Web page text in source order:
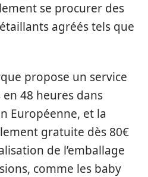
se procurer des
agréés tels que
propose un service
48 heures dans
Européenne, et la
gratuite dès 80€
de l’emballage
comme les baby